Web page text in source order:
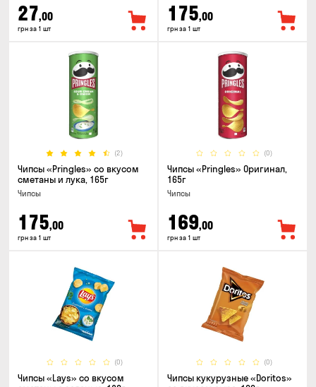
27,00
грн за 1 шт
175,00
грн за 1 шт
(2)
Чипсы «Pringles» со вкусом
сметаны и лука, 165г
Чипсы
175,00
грн за 1 шт
(0)
Чипсы «Pringles» Оригинал,
165г
Чипсы
169,00
грн за 1 шт
(0)
Чипсы «Lays» со вкусом
(0)
Чипсы кукурузные «Doritos»